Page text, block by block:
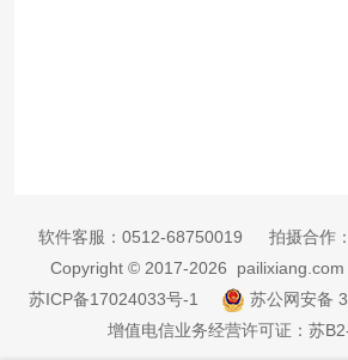
软件客服： 0512-68750019 拍摄合作：
Copyright © 2017-2026 pailixiang.com
苏ICP备17024033号-1
苏公网安备
增值电信业务经营许可证：苏